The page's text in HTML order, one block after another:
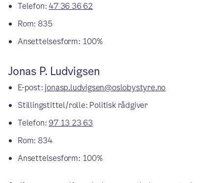
Telefon: 47 36 36 62
Rom: 835
Ansettelsesform: 100%
Jonas P. Ludvigsen
E-post: jonasp.ludvigsen@oslobystyre.no
Stillingstittel/rolle: Politisk rådgiver
Telefon: 97 13 23 63
Rom: 834
Ansettelsesform: 100%